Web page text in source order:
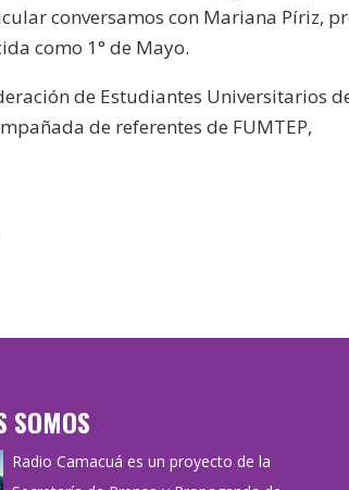
conversamos con Mariana Píriz,
como 1° de Mayo.
de Estudiantes Universitarios
de referentes de FUMTEP,
SOMOS
Radio Camacuá es un proyecto de la